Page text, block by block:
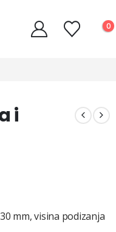
0
i
mm, visina podizanja